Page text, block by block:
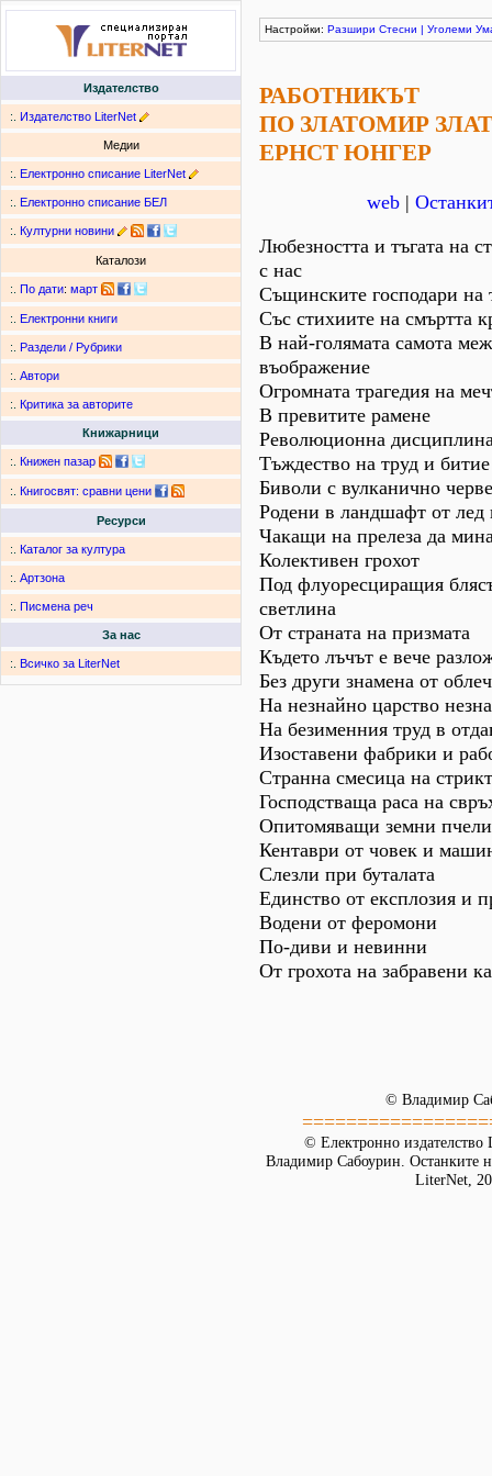
Издателство
:. Издателство LiterNet
Медии
:. Електронно списание LiterNet
:. Електронно списание БЕЛ
:. Културни новини
Каталози
:. По дати: март
:. Електронни книги
:. Раздели / Рубрики
:. Автори
:. Критика за авторите
Книжарници
:. Книжен пазар
:. Книгосвят: сравни цени
Ресурси
:. Каталог за култура
:. Артзона
:. Писмена реч
За нас
:. Всичко за LiterNet
Настройки: Разшири Стесни | Уголеми
РАБОТНИКЪТ
ПО ЗЛАТОМИР
ЕРНСТ ЮНГЕР
web |
Любезността и тъгата на
с нас
Същинските господари на
Със стихиите на смъртта
В най-голямата самота
въображение
Огромната трагедия на
В превитите рамене
Революционна
Тъждество на труд и битие
Биволи с вулканично
Родени в ландшафт от лед
Чакащи на прелеза да
Колективен грохот
Под флуоресциращия
светлина
От страната на призмата
Където лъчът е вече
Без други знамена от
На незнайно царство
На безименния труд в
Изоставени фабрики и
Странна смесица на
Господстваща раса на
Опитомяващи земни
Кентаври от човек и
Слезли при буталата
Единство от експлозия и
Водени от феромони
По-диви и невинни
От грохота на забравени
© Владимир
© Електронно издателство
Владимир Сабоурин. Останките
LiterNet,